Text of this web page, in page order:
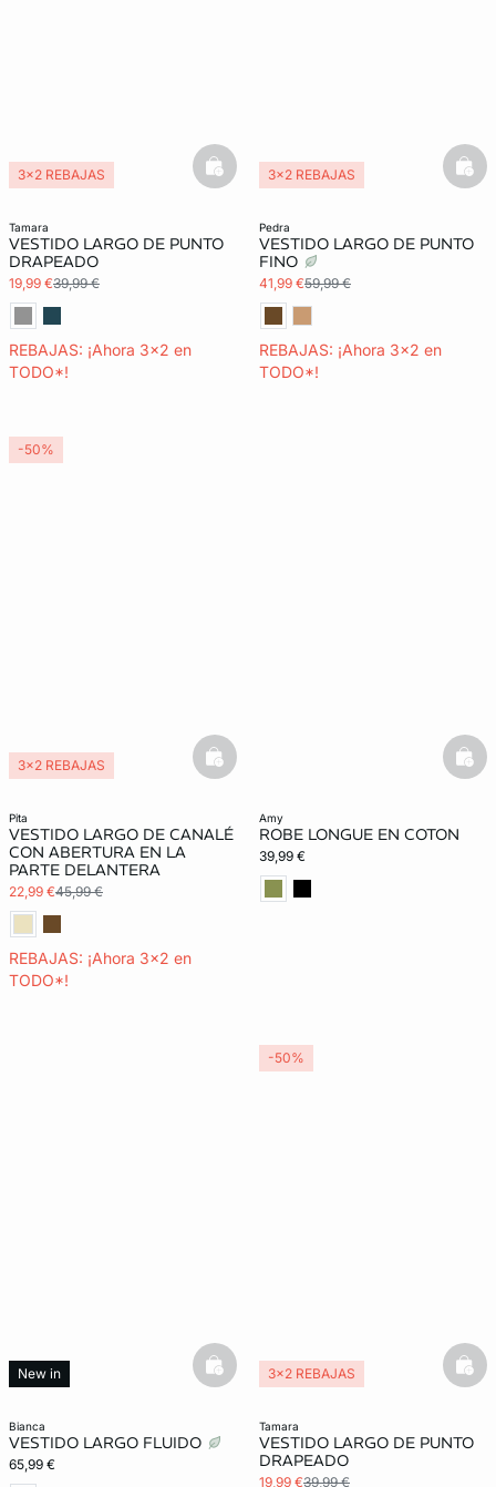
tamara
VESTIDO LARGO DE PUNTO
DRAPEADO
19,99 €39,99 €
REBAJAS: ¡Ahora 3x2 en
TODO*!
3x2 REBAJAS basketfull
pedra
VESTIDO LARGO DE PUNTO
FINO
41,99 €59,99 €
REBAJAS: ¡Ahora 3x2 en
TODO*!
3x2 REBAJAS
pita
VESTIDO LARGO DE CANALÉ
CON ABERTURA EN LA
PARTE DELANTERA
22,99 €45,99 €
REBAJAS: ¡Ahora 3x2 en
TODO*!
3x2 REBAJAS basketfull
-50%
amy
ROBE LONGUE EN COTON
39,99 €
bianca
VESTIDO LARGO FLUIDO
65,99 €
New in basketfull
tamara
VESTIDO LARGO DE PUNTO
DRAPEADO
19,99 €39,99 €
3x2 REBAJAS
-50%